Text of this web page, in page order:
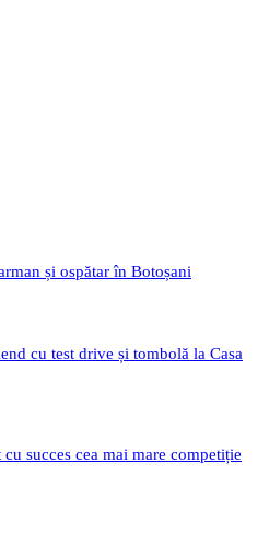
și ospătar în Botoșani
cu test drive și tombolă la Casa
succes cea mai mare competiție